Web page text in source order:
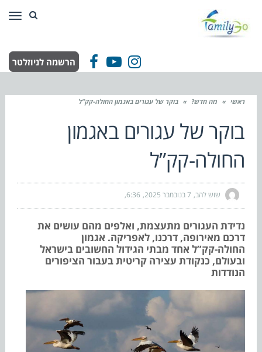
Facebook
YouTube
Instagram הרשמה לניוזלטר
ראשי » מה חדש? » בוקר של עגורים באגמון החולה-קק”ל
בוקר של עגורים באגמון
החולה-קק”ל
שוש להב 7 בנובמבר 2025 6:36
נדידת העגורים מתעצמת, ואלפים מהם עושים את
דרכם מאירופה, דרכנו, לאפריקה. אגמון
החולה-קק”ל אחד מבתי הגידול החשובים בישראל
ובעולם, כנקודת עצירה קריטית בעבור הציפורים
הנודדות